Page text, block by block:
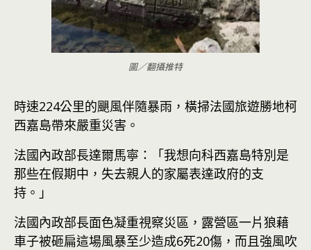
圖／翻攝推特
時速224公里的颶風伴隨暴雨，橫掃法國旅遊勝地柯
西嘉島帶來嚴重災害。
法國內政部長達爾馬寧：「我想向科西嘉島特別是
那些在假期中，失去親人的家屬表達政府的支
持。」
法國內政部長面色凝重視察災區，露營區一片狼藉
車子被砸扁這場風暴至少造成6死20傷，而且強風吹